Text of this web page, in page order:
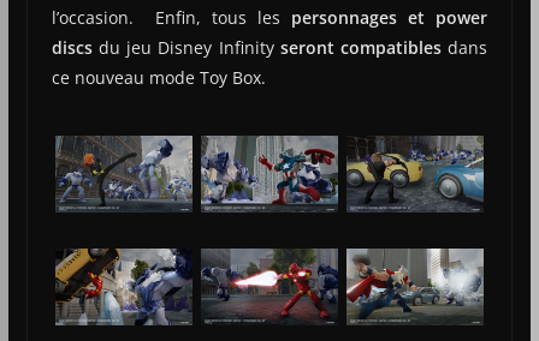
l’occasion. Enfin, tous les personnages et power
discsdu jeu Disney Infinity seront compatiblesdans
ce nouveau mode Toy Box.